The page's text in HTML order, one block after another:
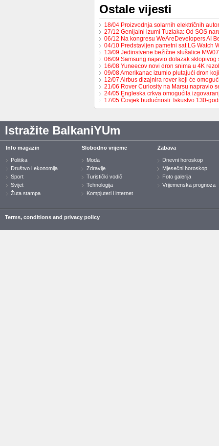
Ostale vijesti
18/04 Proizvodnja solarnih električnih
27/12 Genijalni izumi Tuzlaka: Od SOS
06/12 Na kongresu WeAreDevelopers AI
04/10 Predstavljen pametni sat LG Watch
13/09 Jedinstvene bežične slušalice
06/09 Samsung najavio dolazak sklopivog
16/08 Yuneecov novi dron snima u 4K
09/08 Amerikanac izumio plutajući dron
12/07 Airbus dizajnira rover koji će
21/06 Rover Curiosity na Marsu napravio
24/05 Engleska crkva omogućila
17/05 Čovjek budućnosti: Iskustvo 130-
Istražite BalkaniYUm
Info magazin
Politika
Društvo i ekonomija
Sport
Svijet
Žuta stampa
Slobodno vrijeme
Moda
Zdravlje
Turistički vodič
Tehnologija
Kompjuteri i internet
Zabava
Dnevni horoskop
Mjesečni horoskop
Foto galerija
Vrijemenska prognoza
Terms, conditions and privacy policy